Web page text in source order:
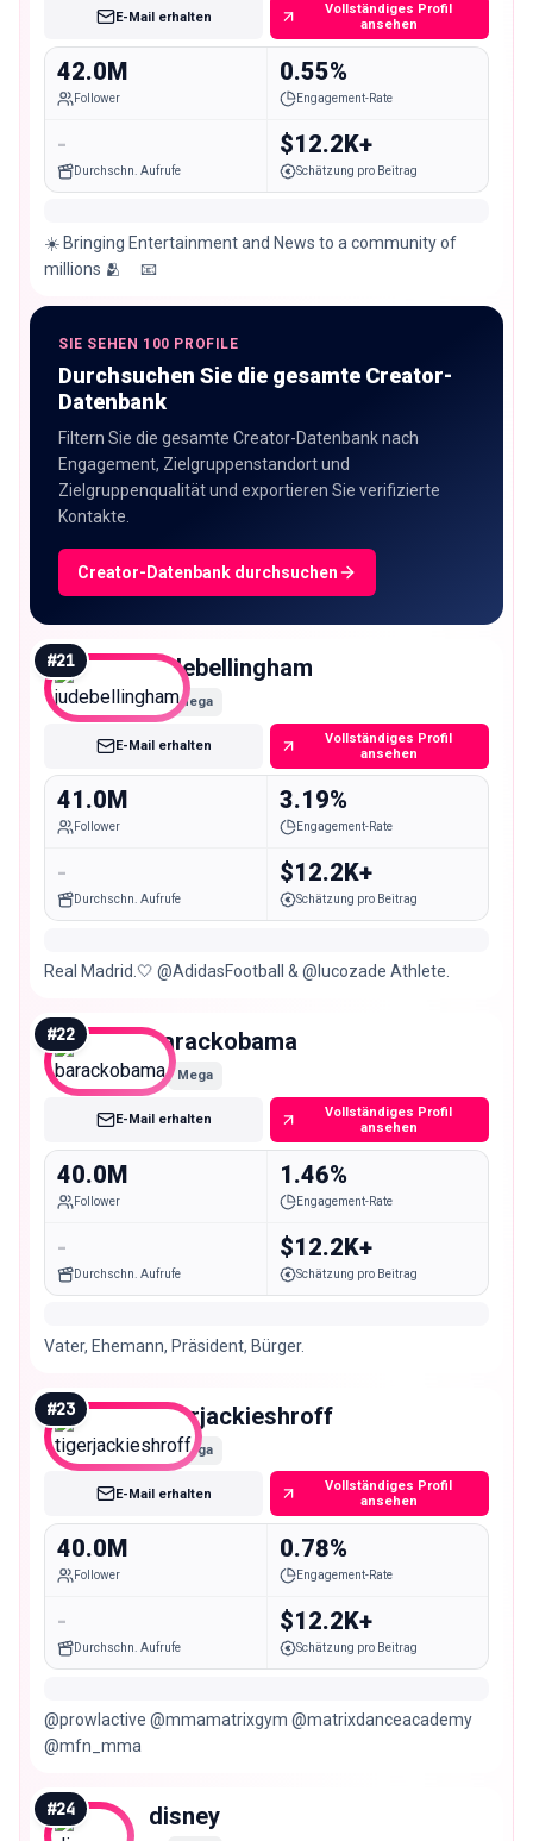
E-Mail erhalten
Vollständiges Profil
ansehen
42.0M
Follower
0.55%
Engagement-Rate
-
Durchschn. Aufrufe
$12.2K+
Schätzung pro Beitrag
☀️ Bringing Entertainment and News to a community of
millions 🫂 ⠀ 📧
SIE SEHEN 100 PROFILE
Durchsuchen Sie die gesamte Creator-
Datenbank
Filtern Sie die gesamte Creator-Datenbank nach
Engagement, Zielgruppenstandort und
Zielgruppenqualität und exportieren Sie verifizierte
Kontakte.
Creator-Datenbank durchsuchen
#21 judebellingham
Mega
E-Mail erhalten
Vollständiges Profil
ansehen
41.0M
Follower
3.19%
Engagement-Rate
-
Durchschn. Aufrufe
$12.2K+
Schätzung pro Beitrag
Real Madrid.🤍 @AdidasFootball & @lucozade Athlete.
#22 barackobama
Mega
E-Mail erhalten
Vollständiges Profil
ansehen
40.0M
Follower
1.46%
Engagement-Rate
-
Durchschn. Aufrufe
$12.2K+
Schätzung pro Beitrag
Vater, Ehemann, Präsident, Bürger.
#23 tigerjackieshroff
Mega
E-Mail erhalten
Vollständiges Profil
ansehen
40.0M
Follower
0.78%
Engagement-Rate
-
Durchschn. Aufrufe
$12.2K+
Schätzung pro Beitrag
@prowlactive @mmamatrixgym @matrixdanceacademy
@mfn_mma
#24 disney